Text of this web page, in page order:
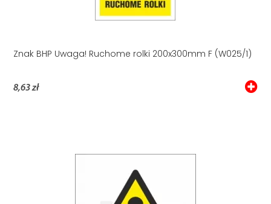
Znak BHP Uwaga! Ruchome rolki 200x300mm F (W025/1)
8,63 zł